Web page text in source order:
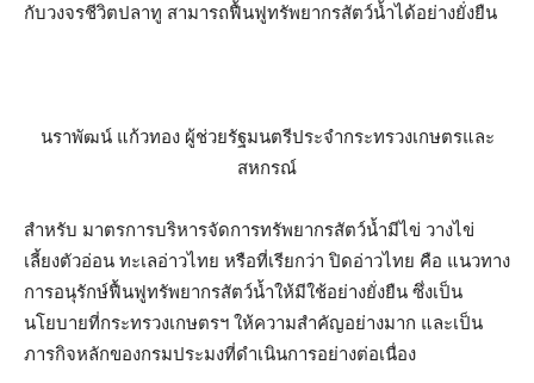
กับวงจรชีวิตปลาทู สามารถฟื้นฟูทรัพยากรสัตว์น้ำได้อย่างยั่งยืน
นราพัฒน์ แก้วทอง ผู้ช่วยรัฐมนตรีประจำกระทรวงเกษตรและ
สหกรณ์
สำหรับ มาตรการบริหารจัดการทรัพยากรสัตว์น้ำมีไข่ วางไข่
เลี้ยงตัวอ่อน ทะเลอ่าวไทย หรือที่เรียกว่า ปิดอ่าวไทย คือ แนวทาง
การอนุรักษ์ฟื้นฟูทรัพยากรสัตว์น้ำให้มีใช้อย่างยั่งยืน ซึ่งเป็น
นโยบายที่กระทรวงเกษตรฯ ให้ความสำคัญอย่างมาก และเป็น
ภารกิจหลักของกรมประมงที่ดำเนินการอย่างต่อเนื่อง